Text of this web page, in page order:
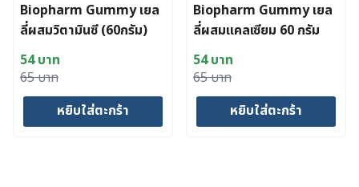
Biopharm Gummy เยล
ลี่ผสมวิตามินซี (60กรัม)
65บาท
Original
price
54บาท
Current
price
หยิบใส่ตะกร้า
Biopharm Gummy เยล
ลี่ผสมแคลเซียม 60 กรัม
65บาท
Original
price
54บาท
Current
price
หยิบใส่ตะกร้า